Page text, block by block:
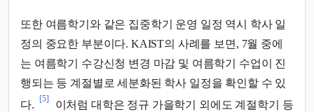
또한 여름학기와 같은 집중학기 운영 일정 역시 학사 일
정의 중요한 부분이다. KAIST의 사례를 보면, 7월 중에
는 여름학기 수강신청 변경 마감 및 여름학기 수업이 진
행되는 등 계절별로 세분화된 학사 일정을 확인할 수 있
다.
[5]
이처럼 대학은 정규 가을학기 외에도 계절학기 등